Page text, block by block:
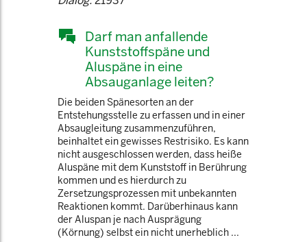
Darf man anfallende
Kunststoffspäne und
Aluspäne in eine
Absauganlage leiten?
Die beiden Spänesorten an der
Entstehungsstelle zu erfassen und in einer
Absaugleitung zusammenzuführen,
beinhaltet ein gewisses Restrisiko. Es kann
nicht ausgeschlossen werden, dass heiße
Aluspäne mit dem Kunststoff in Berührung
kommen und es hierdurch zu
Zersetzungsprozessen mit unbekannten
Reaktionen kommt. Darüberhinaus kann
der Aluspan je nach Ausprägung
(Körnung) selbst ein nicht unerheblich ...